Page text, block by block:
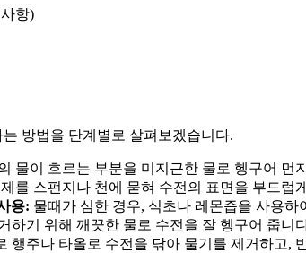
항)
방법을 단계별로 살펴보겠습니다.
물이 흐르는 부분을 미지근한 물로 헹구어 먼
를 스펀지나 천에 묻혀 수전의 표면을 부드럽
용: 물때가 심한 경우, 식초나 레몬즙을 사용
하기 위해 깨끗한 물로 수전을 잘 헹구어 줍니
행주나 타올로 수전을 닦아 물기를 제거하고,